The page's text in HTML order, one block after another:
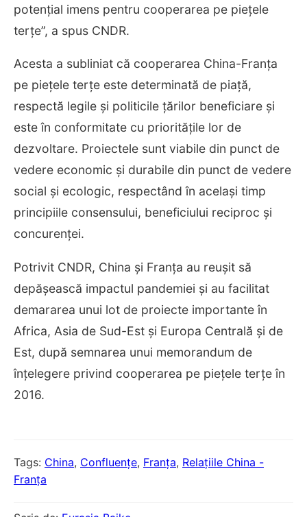
potențial imens pentru cooperarea pe piețele
terțe”, a spus CNDR.
Acesta a subliniat că cooperarea China-Franța
pe piețele terțe este determinată de piață,
respectă legile și politicile țărilor beneficiare și
este în conformitate cu prioritățile lor de
dezvoltare. Proiectele sunt viabile din punct de
vedere economic și durabile din punct de vedere
social și ecologic, respectând în același timp
principiile consensului, beneficiului reciproc și
concurenței.
Potrivit CNDR, China și Franța au reușit să
depășească impactul pandemiei și au facilitat
demararea unui lot de proiecte importante în
Africa, Asia de Sud-Est și Europa Centrală și de
Est, după semnarea unui memorandum de
înțelegere privind cooperarea pe piețele terțe în
2016.
Tags: China, Confluențe, Franța, Relațiile China -
Franța